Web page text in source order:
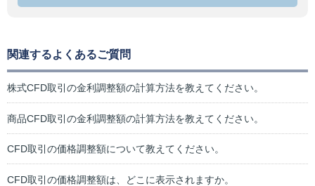
関連するよくあるご質問
株式CFD取引の金利調整額の計算方法を教えてください。
商品CFD取引の金利調整額の計算方法を教えてください。
CFD取引の価格調整額について教えてください。
CFD取引の価格調整額は、どこに表示されますか。